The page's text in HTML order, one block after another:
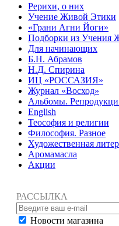
Рерихи, о них
Учение Живой Этики
«Грани Агни Йоги»
Подборки из Учения
Для начинающих
Б.Н. Абрамов
Н.Д. Спирина
ИЦ «РОССАЗИЯ»
Журнал «Восход»
Альбомы.
English
Теософия и религии
Философия. Разное
Художественная
Аромамасла
Акции
РАССЫЛКА
Новости магазина